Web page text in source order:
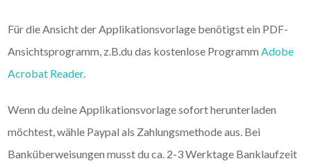
Für die Ansicht der Applikationsvorlage benötigst ein PDF-
Ansichtsprogramm, z.B.du das kostenlose ProgrammAdobe
Acrobat Reader.
Wenn du deine Applikationsvorlage sofort herunterladen
möchtest, wähle Paypal als Zahlungsmethode aus. Bei
Banküberweisungen musst du ca. 2-3 Werktage Banklaufzeit